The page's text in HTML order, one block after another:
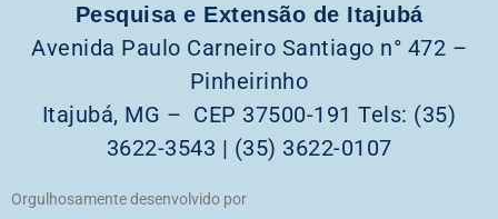
Pesquisa e Extensão de Itajubá
Avenida Paulo Carneiro Santiago n° 472 –
Pinheirinho
Itajubá, MG – CEP 37500-191 Tels: (35)
3622-3543 | (35) 3622-0107
Orgulhosamente desenvolvido por